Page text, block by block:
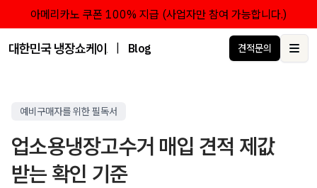
아메리카노 쿠폰 100% 지급 (사업자만 참여 가능합니다.)
대한민국 냉장쇼케이스 점유율 1위 브랜드 한성쇼케이스
Blog 견적문의
예비구매자를 위한 필독서
업소용냉장고수거 매입 견적 제값
받는 확인 기준